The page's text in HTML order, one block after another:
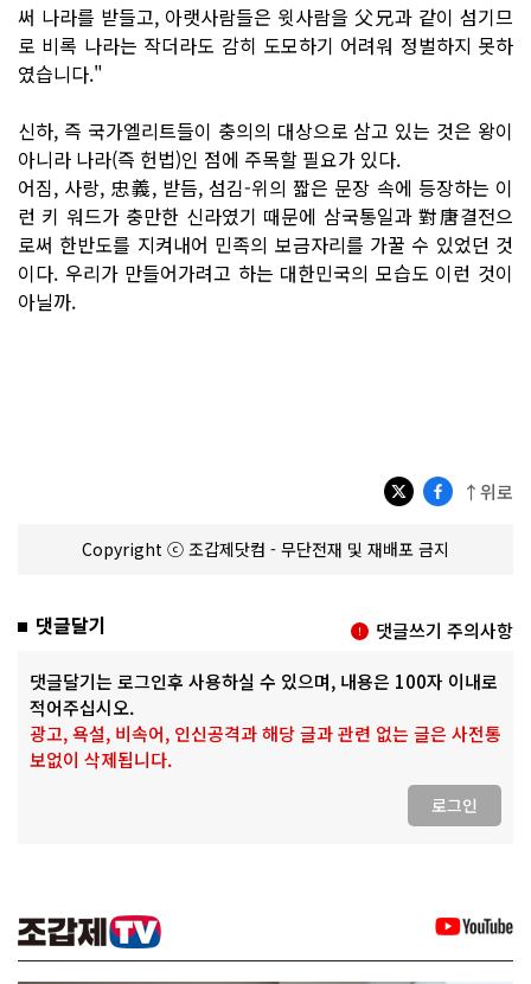
써 나라를 받들고, 아랫사람들은 윗사람을 父兄과 같이 섬기므
로 비록 나라는 작더라도 감히 도모하기 어려워 정벌하지 못하
였습니다."
신하, 즉 국가엘리트들이 충의의 대상으로 삼고 있는 것은 왕이
아니라 나라(즉 헌법)인 점에 주목할 필요가 있다.
어짐, 사랑, 忠義, 받듬, 섬김-위의 짧은 문장 속에 등장하는 이
런 키 워드가 충만한 신라였기 때문에 삼국통일과 對唐결전으
로써 한반도를 지켜내어 민족의 보금자리를 가꿀 수 있었던 것
이다. 우리가 만들어가려고 하는 대한민국의 모습도 이런 것이
아닐까.
↑위로
Copyright ⓒ 조갑제닷컴 - 무단전재 및 재배포 금지
댓글달기 댓글쓰기 주의사항
댓글달기는 로그인후 사용하실 수 있으며, 내용은 100자 이내로
적어주십시오.
광고, 욕설, 비속어, 인신공격과 해당 글과 관련 없는 글은 사전통
보없이 삭제됩니다.
로그인